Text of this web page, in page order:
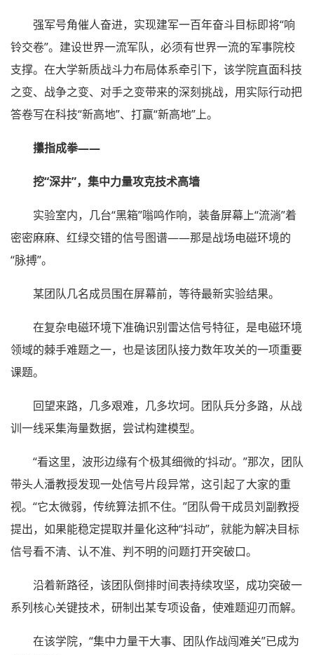
强军号角催人奋进，实现建军一百年奋斗目标即将“响
铃交卷”。建设世界一流军队，必须有世界一流的军事院校
支撑。在大学新质战斗力布局体系牵引下，该学院直面科技
之变、战争之变、对手之变带来的深刻挑战，用实际行动把
答卷写在科技“新高地”、打赢“新高地”上。
攥指成拳——
挖“深井”，集中力量攻克技术高墙
实验室内，几台“黑箱”嗡鸣作响，装备屏幕上“流淌”着
密密麻麻、红绿交错的信号图谱——那是战场电磁环境的
“脉搏”。
某团队几名成员围在屏幕前，等待最新实验结果。
在复杂电磁环境下准确识别雷达信号特征，是电磁环境
领域的棘手难题之一，也是该团队接力数年攻关的一项重要
课题。
回望来路，几多艰难，几多坎坷。团队兵分多路，从战
训一线采集海量数据，尝试构建模型。
“看这里，波形边缘有个极其细微的‘抖动’。”那次，团队
带头人潘教授发现一处信号片段异常，这引起了大家的重
视。“它太微弱，传统算法抓不住。”团队骨干成员刘副教授
提出，如果能稳定提取并量化这种“抖动”，就能为解决目标
信号看不清、认不准、判不明的问题打开突破口。
沿着新路径，该团队倒排时间表持续攻坚，成功突破一
系列核心关键技术，研制出某专项设备，使难题迎刃而解。
在该学院，“集中力量干大事、团队作战闯难关”已成为